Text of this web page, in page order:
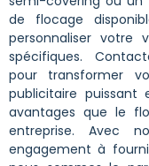
de flocage
personnaliser votre
spécifiques.
pour transformer
publicitaire
avantages que le
entreprise. Avec
engagement à